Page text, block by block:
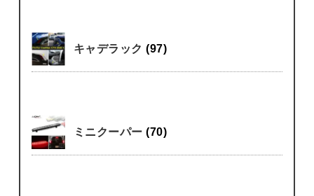
キャデラック(97)
ミニクーパー(70)